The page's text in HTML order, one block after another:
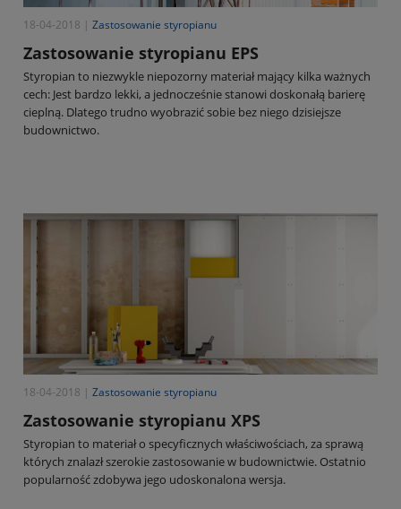
18-04-2018 | Zastosowanie styropianu
Zastosowanie styropianu EPS
Styropian to niezwykle niepozorny materiał mający kilka ważnych
cech: Jest bardzo lekki, a jednocześnie stanowi doskonałą barierę
cieplną. Dlatego trudno wyobrazić sobie bez niego dzisiejsze
budownictwo.
18-04-2018 | Zastosowanie styropianu
Zastosowanie styropianu XPS
Styropian to materiał o specyficznych właściwościach, za sprawą
których znalazł szerokie zastosowanie w budownictwie. Ostatnio
popularność zdobywa jego udoskonalona wersja.